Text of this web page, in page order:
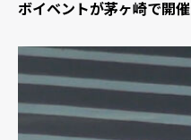
ボイベントが茅ヶ崎で開催